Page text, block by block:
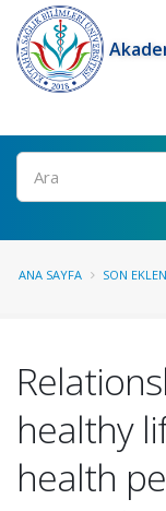
Ara
ANA SAYFA SON
healthy
health